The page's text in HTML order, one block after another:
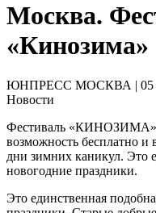
Москва.
«Кинозима»
ЮНПРЕСС МОСКВА | 05
Новости
Фестиваль «КИНОЗИМА»
возможность бесплатно и
дни зимних каникул. Это
новогодние праздники.
Это единственная